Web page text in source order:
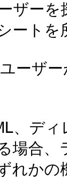
ザー
ートを
ーザ
、デ
場合
れか